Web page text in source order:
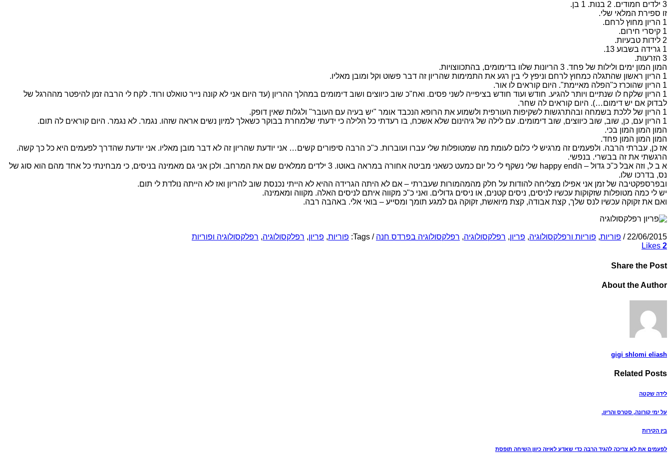
3 ילדים חמודים. 2 בנות. 1 בן.
זו ספירת המלאי שלי.
1 הריון מחוץ לרחם.
1 קיסרי חירום.
2 לידות טבעיות.
1 גרידה בשבוע 13.
3 הזרעות.
המון המון ימים ולילות של פחד. 3 הריונות שלוו בדימומים, בהתכווצויות.
1 הריון ראשון שהתגלה כמחוץ לרחם וניפץ לי בין רגע את התמימות שהריון זה דבר פשוט וקל ומובן מאליו.
1 הריון שהוכרז כ"הפלה מאיימת". היום קוראים לו אור.
1 הריון שלקח לו שנתיים ויותר להגיע. חודש ועוד חודש בציפייה לשני פסים. ואח"כ שוב כיווצים ושוב דימומים במהלך ההריון (עד היום אני לא קונה נייר טואלט ורוד. לקח לי הרבה זמן להיפטר מההרגל של
לבדוק אם יש דימום…). היום קוראים לה שחר.
1 הריון של ללכת בשמחה ובהתרגשות לשקיפות העורפית ולשמוע את הרופא הנכבד אומר "יש בעיה עם העובר" ולגלות שאין דופק.
1 הריון עם, כן, שוב, שוב כיווצים, שוב דימומים. עם לילה של גיהינום שלא אשכח, בו רעדתי כל הלילה כי ידעתי שלמחרת בבוקר כשאלך למיון נשים אראה שזהו. נגמר. לא נגמר. היום קוראים לה תום.
המון המון המון בכי.
המון המון המון פחד.
אז כן, עברתי הרבה. ולפעמים זה מרגיש לי כלום לעומת מה שמטופלות שלי עברו ועוברות. כ"כ הרבה סיפורים קשים… אני יודעת שהריון זה לא דבר מובן מאליו. אני יודעת שהדרך לפעמים היא כל כך קשה.
הרגשתי את זה בבשרי. בנפשי.
א ב ל, וזה אבל כ"כ גדול – הhappy end שלי נשקף לי כל יום כמעט כשאני מביטה אחורה במראה באוטו. 3 ילדים ממלאים שם את המרחב. ולכן אני גם מאמינה בניסים, כי מבחינתי כל אחד מהם הוא סוג של
נס, בדרכו שלו.
ובפרספקטיבה של זמן אני אפילו מצליחה להודות על חלק מהמהמורות שעברתי – אם לא היתה הגרידה ההיא לא הייתי נכנסת שוב להריון ואז לא הייתה נולדת לי תום.
יש לי כמה מטופלות שזקוקות עכשיו לניסים, ניסים קטנים, או ניסים גדולים. ואני כ"כ מקווה איתם לניסים האלה. מקווה ומאמינה.
ואם את זקוקה עכשיו לנס שלך, קצת אבודה, קצת מיואשת, זקוקה גם למגע תומך ומסייע – בואי אלי. באהבה רבה.
22/06/2015
/ פוריות, פוריות ורפלקסולוגיה, פריון, רפלקסולוגיה, רפלקסולוגיה בפרדס חנה /
Tags: פוריות, פריון, רפלקסולוגיה, רפלקסולוגיה ופוריות
2
Share the Post
About the Author
gigi shlomi eliash
Related Posts
לידה שקטה
על ימי קורונה, סטרס והריון.
בין הקירות
לפעמים את לא צריכה להגיד הרבה כדי שאדע לאיזה כיוון השיחה תופסת